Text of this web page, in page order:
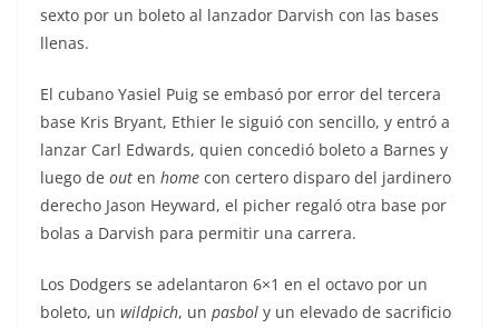
sexto por un boleto al lanzador Darvish con las bases
llenas.
El cubano Yasiel Puig se embasó por error del tercera
base Kris Bryant, Ethier le siguió con sencillo, y entró a
lanzar Carl Edwards, quien concedió boleto a Barnes y
luego de out en home con certero disparo del jardinero
derecho Jason Heyward, el picher regaló otra base por
bolas a Darvish para permitir una carrera.
Los Dodgers se adelantaron 6×1 en el octavo por un
boleto, un wildpich, un pasbol y un elevado de sacrificio